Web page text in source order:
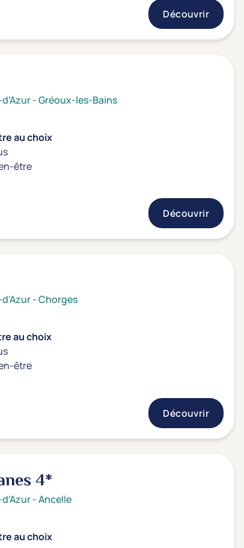
Découvrir
-Gréoux-les-Bains
au choix
être
Découvrir
-Chorges
au choix
être
Découvrir
4*
-Ancelle
au choix